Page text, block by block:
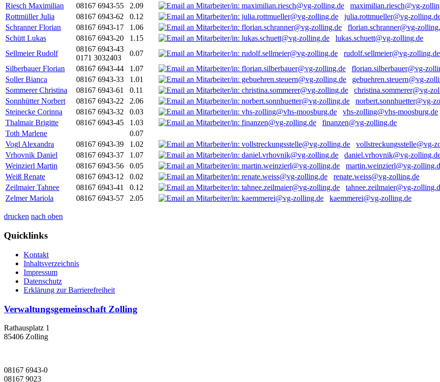
Riesch Maximilian
08167 6943-55 2.09
maximilian.riesch@vg-
Rottmüller Julia
08167 6943-62 0.12
julia.rottmueller@vg-
Schranner Florian
08167 6943-17 1.06
florian.schranner@vg-
Schütt Lukas
08167 6943-20 1.15
lukas.schuett@vg-zolling.de
Sellmeier Rudolf
08167 6943-43
0171 3032403
0.07
rudolf.sellmeier@vg-zolling.de
Silberbauer Florian
08167 6943-44 1.07
florian.silberbauer@vg-
Soller Bianca
08167 6943-33 1.01
gebuehren.steuern@vg-
Sommerer Christina
08167 6943-61 0.11
christina.sommerer@vg-
Sonnhütter Norbert
08167 6943-22 2.06
norbert.sonnhuetter@vg-
Steinecke Corinna
08167 6943-32 0.03
vhs-zolling@vhs-moosburg.de
Thalmair Brigitte
08167 6943-45 1.03
finanzen@vg-zolling.de
Toth Marlene
0.07
Vogl Alexandra
08167 6943-39 1.02
vollstreckungsstelle@vg-
Vrhovnik Daniel
08167 6943-37 1.07
daniel.vrhovnik@vg-
Weinzierl Martin
08167 6943-56 0.05
martin.weinzierl@vg-
Weiß Renate
08167 6943-12 0.02
renate.weiss@vg-zolling.de
Zeilmaier Tahnee
08167 6943-41 0.12
tahnee.zeilmaier@vg-
Zelmer Mariola
08167 6943-57 2.05 kaemmerei@vg-zolling.de
drucken nach oben
Quicklinks
Kontakt
Inhaltsverzeichnis
Impressum
Datenschutz
Erklärung zur Barrierefreiheit
Verwaltungsgemeinschaft Zolling
Rathausplatz 1
85406 Zolling
08167 6943-0
08167 9023